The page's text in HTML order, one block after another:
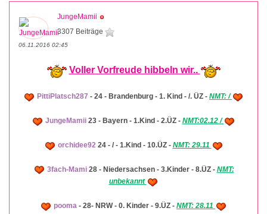
JungeMamii
3307 Beiträge
06.11.2016 02:45
Voller Vorfreude hibbeln wir..
PittiPlatsch287 - 24 - Brandenburg - 1. Kind - /. ÜZ - NMT: /
JungeMamii 23 - Bayern - 1.Kind - 2.ÜZ - NMT:02.12 /
orchidee92 24 - / - 1.Kind - 10.ÜZ - NMT: 29.11
3fach-Mami 28 - Niedersachsen - 3.Kinder - 8.ÜZ - NMT:
unbekannt
pooma - 28- NRW - 0. Kinder - 9.ÜZ - NMT: 28.11